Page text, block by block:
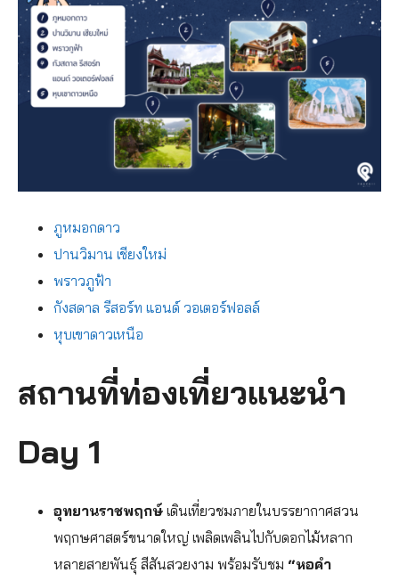
ภูหมอกดาว
ปานวิมาน เชียงใหม่
พราวภูฟ้า
กังสดาล รีสอร์ท แอนด์ วอเตอร์ฟอลล์
หุบเขาดาวเหนือ
สถานที่ท่องเที่ยวแนะนำ
Day 1
อุทยานราชพฤกษ์ เดินเที่ยวชมภายในบรรยากาศสวน
พฤกษศาสตร์ขนาดใหญ่ เพลิดเพลินไปกับดอกไม้หลาก
หลายสายพันธุ์ สีสันสวยงาม พร้อมรับชม “หอคำ